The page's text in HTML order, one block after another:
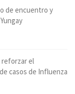
de encuentro y
reforzar el
casos de Influenza